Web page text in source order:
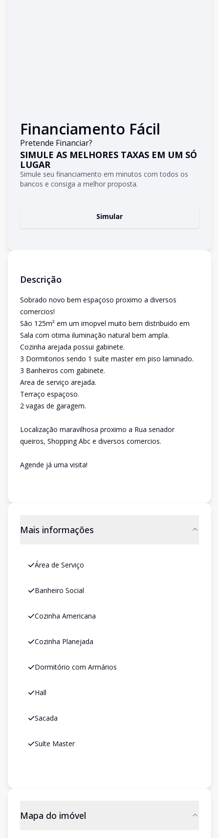
Financiamento Fácil
Pretende Financiar?
SIMULE AS MELHORES TAXAS EM UM SÓ
LUGAR
Simule seu financiamento em minutos com todos os
bancos e consiga a melhor proposta.
Simular
Descrição
Sobrado novo bem espaçoso proximo a diversos
comercios!
São 125m² em um imopvel muito bem distribuido em
Sala com otima iluminação natural bem ampla.
Cozinha arejada possui gabinete.
3 Dormitorios sendo 1 suíte master em piso laminado.
3 Banheiros com gabinete.
Area de serviço arejada.
Terraço espaçoso.
2 vagas de garagem.
Localização maravilhosa proximo a Rua senador
queiros, Shopping Abc e diversos comercios.
Agende já uma visita!
Mais informações
Área de Serviço
Banheiro Social
Cozinha Americana
Cozinha Planejada
Dormitório com Armários
Hall
Sacada
Suíte Master
Mapa do imóvel